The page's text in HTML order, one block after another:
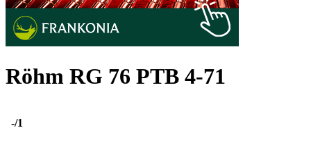
Röhm RG 76 PTB 4-71
-/1